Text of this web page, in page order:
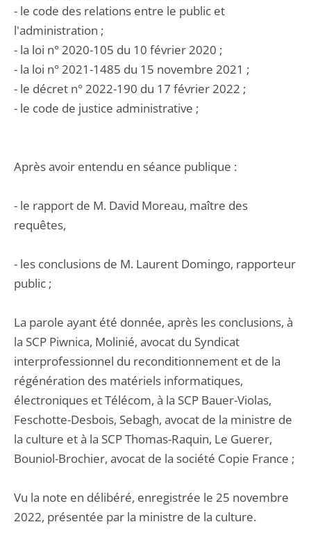
- le code des relations entre le public et
l'administration ;
- la loi n° 2020-105 du 10 février 2020 ;
- la loi n° 2021-1485 du 15 novembre 2021 ;
- le décret n° 2022-190 du 17 février 2022 ;
- le code de justice administrative ;
Après avoir entendu en séance publique :
- le rapport de M. David Moreau, maître des
requêtes,
- les conclusions de M. Laurent Domingo, rapporteur
public ;
La parole ayant été donnée, après les conclusions, à
la SCP Piwnica, Molinié, avocat du Syndicat
interprofessionnel du reconditionnement et de la
régénération des matériels informatiques,
électroniques et Télécom, à la SCP Bauer-Violas,
Feschotte-Desbois, Sebagh, avocat de la ministre de
la culture et à la SCP Thomas-Raquin, Le Guerer,
Bouniol-Brochier, avocat de la société Copie France ;
Vu la note en délibéré, enregistrée le 25 novembre
2022, présentée par la ministre de la culture.